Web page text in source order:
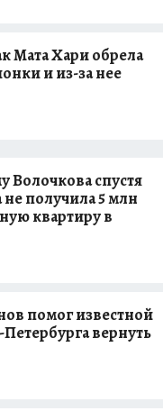
Мата Хари обрела
и из-за нее
Волочкова спустя
не получила 5 млн
квартиру в
помог известной
вернуть